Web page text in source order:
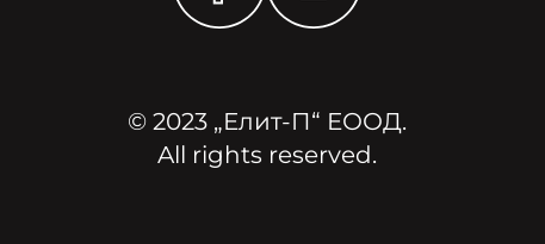
© 2023 „Елит-П“ ЕООД.
All rights reserved.